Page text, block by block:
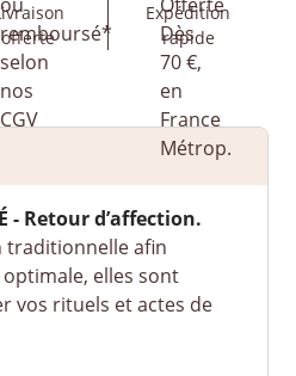
offerte
Expédition
rapide
- Retour d’affection.
traditionnelle afin
elles sont
vos rituels et actes de